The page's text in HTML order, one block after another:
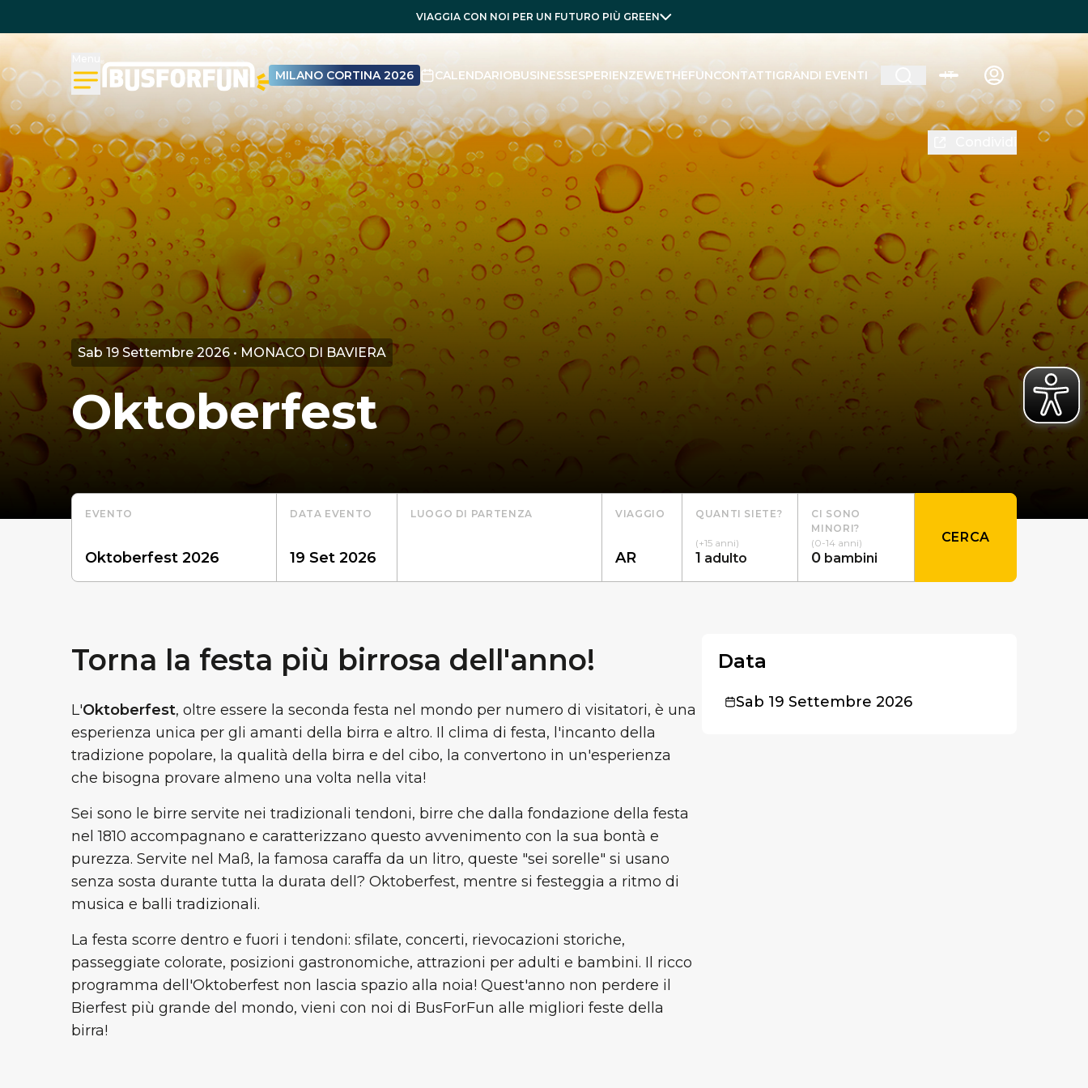
VIAGGIA CON NOI PER UN FUTURO PIÙ GREEN
MILANO CORTINA 2026 CALENDARIOBUSINESSESPERIENZEWETHEFUNCONTATTIGRANDI EVENTI IT
Sab 19 Settembre 2026 • MONACO DI BAVIERA
Oktoberfest
EVENTO DATA EVENTO LUOGO DI PARTENZA VIAGGIO QUANTI SIETE?
(+15 anni)
1 adulto
CI SONO
MINORI?
(0-14 anni)
0 bambini
CERCA
Torna la festa più birrosa dell'anno!
L'Oktoberfest, oltre essere la seconda festa nel mondo per numero di visitatori, è una
esperienza unica per gli amanti della birra e altro. Il clima di festa, l'incanto della
tradizione popolare, la qualità della birra e del cibo, la convertono in un'esperienza
che bisogna provare almeno una volta nella vita!
Sei sono le birre servite nei tradizionali tendoni, birre che dalla fondazione della festa
nel 1810 accompagnano e caratterizzano questo avvenimento con la sua bontà e
purezza. Servite nel Maß, la famosa caraffa da un litro, queste "sei sorelle" si usano
senza sosta durante tutta la durata dell? Oktoberfest, mentre si festeggia a ritmo di
musica e balli tradizionali.
La festa scorre dentro e fuori i tendoni: sfilate, concerti, rievocazioni storiche,
passeggiate colorate, posizioni gastronomiche, attrazioni per adulti e bambini. Il ricco
programma dell'Oktoberfest non lascia spazio alla noia! Quest'anno non perdere il
Bierfest più grande del mondo, vieni con noi di BusForFun alle migliori feste della
birra!
Data
Sab 19 Settembre 2026